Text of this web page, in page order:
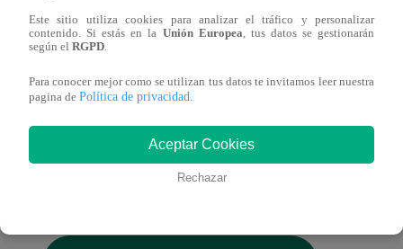
También te puede
interesar
Este sitio utiliza cookies para analizar el tráfico y personalizar
contenido. Si estás en la Unión Europea, tus datos se gestionarán
según el RGPD.
Para conocer mejor como se utilizan tus datos te invitamos leer nuestra
pagina de Política de privacidad.
Aceptar Cookies
Rechazar